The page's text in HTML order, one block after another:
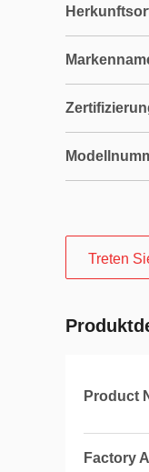
Treten
Product
Factory